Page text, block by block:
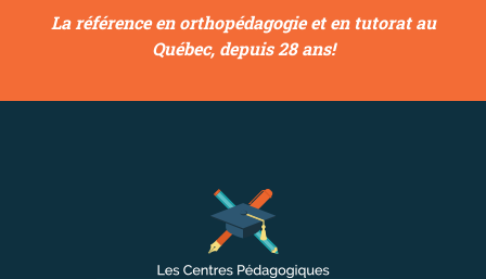
La référence en orthopédagogie et en tutorat au
Québec, depuis 28 ans!